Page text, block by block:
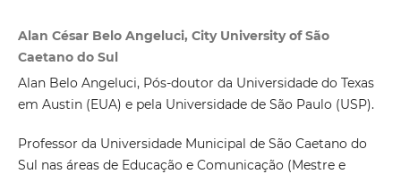
Alan César Belo Angeluci, City University of São
Caetano do Sul
Alan Belo Angeluci, Pós-doutor da Universidade do Texas
em Austin (EUA) e pela Universidade de São Paulo (USP).
Professor da Universidade Municipal de São Caetano do
Sul nas áreas de Educação e Comunicação (Mestre e